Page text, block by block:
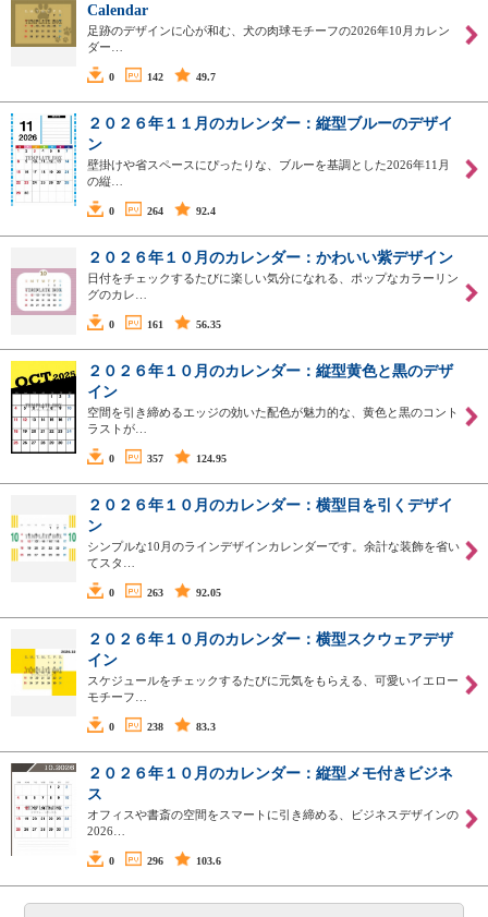
Calendar
足跡のデザインに心が和む、犬の肉球モチーフの2026年10月カレン
ダー…
0 142 49.7
２０２６年１１月のカレンダー：縦型ブルーのデザイ
ン
壁掛けや省スペースにぴったりな、ブルーを基調とした2026年11月
の縦…
0 264 92.4
２０２６年１０月のカレンダー：かわいい紫デザイン
日付をチェックするたびに楽しい気分になれる、ポップなカラーリン
グのカレ…
0 161 56.35
２０２６年１０月のカレンダー：縦型黄色と黒のデザ
イン
空間を引き締めるエッジの効いた配色が魅力的な、黄色と黒のコント
ラストが…
0 357 124.95
２０２６年１０月のカレンダー：横型目を引くデザイ
ン
シンプルな10月のラインデザインカレンダーです。余計な装飾を省い
てスタ…
0 263 92.05
２０２６年１０月のカレンダー：横型スクウェアデザ
イン
スケジュールをチェックするたびに元気をもらえる、可愛いイエロー
モチーフ…
0 238 83.3
２０２６年１０月のカレンダー：縦型メモ付きビジネ
ス
オフィスや書斎の空間をスマートに引き締める、ビジネスデザインの
2026…
0 296 103.6